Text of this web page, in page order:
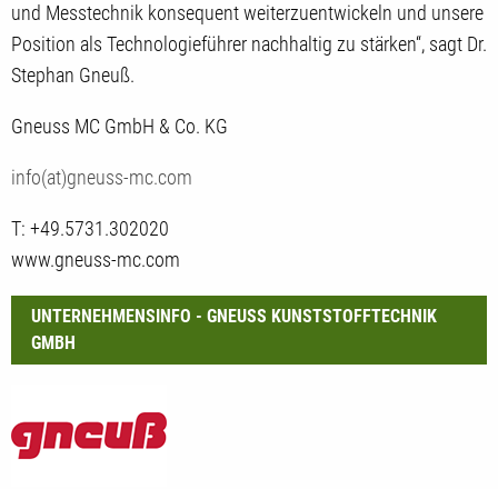
und Messtechnik konsequent weiterzuentwickeln und unsere
Position als Technologieführer nachhaltig zu stärken“, sagt Dr.
Stephan Gneuß.
Gneuss MC GmbH & Co. KG
info(at)gneuss-mc.com
T: +49.5731.302020
www.gneuss-mc.com
UNTERNEHMENSINFO - GNEUSS KUNSTSTOFFTECHNIK
GMBH